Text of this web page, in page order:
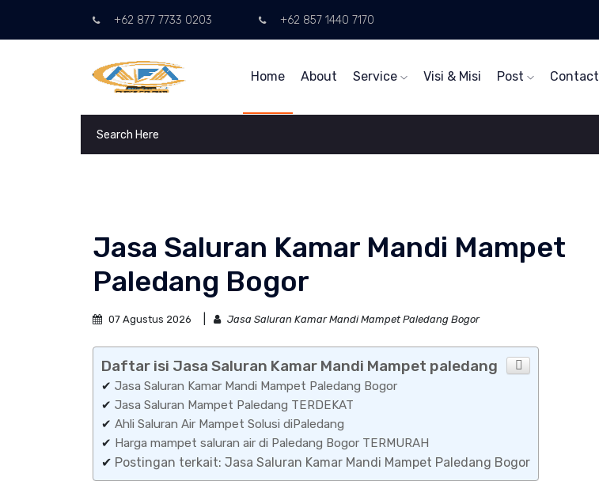
+62 877 7733 0203 +62 857 1440 7170
Home About Service Visi & Misi Post Contact
Jasa Saluran Kamar Mandi Mampet
Paledang Bogor
07 Agustus 2026 Jasa Saluran Kamar Mandi Mampet Paledang Bogor
Daftar isi Jasa Saluran Kamar Mandi Mampet paledang
✔ Jasa Saluran Kamar Mandi Mampet Paledang Bogor
✔ Jasa Saluran Mampet Paledang TERDEKAT
✔ Ahli Saluran Air Mampet Solusi diPaledang
✔ Harga mampet saluran air di Paledang Bogor TERMURAH
✔ Postingan terkait: Jasa Saluran Kamar Mandi Mampet Paledang Bogor